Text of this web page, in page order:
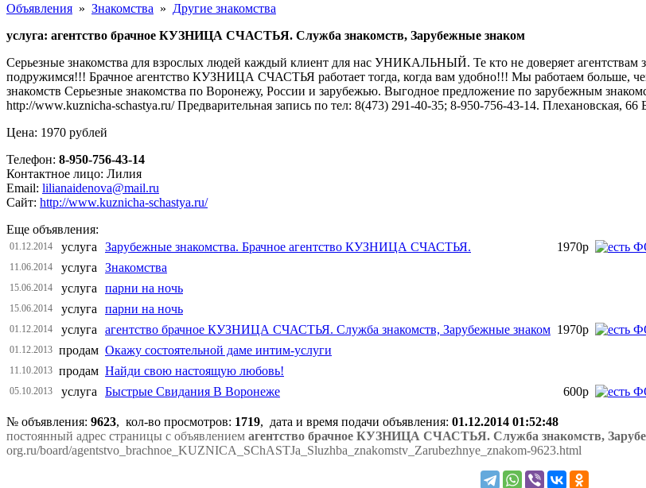
Объявления » Знакомства » Другие знакомства
услуга: агентство брачное КУЗНИЦА СЧАСТЬЯ. Служба знакомств, Зарубежные знаком
Серьезные знакомства для взрослых людей каждый клиент для нас УНИКАЛЬНЫЙ. Те кто не доверяет агентствам
подружимся!!! Брачное агентство КУЗНИЦА СЧАСТЬЯ работает тогда, когда вам удобно!!! Мы работаем больше,
знакомств Серьезные знакомства по Воронежу, России и зарубежью. Выгодное предложение по зарубежным
http://www.kuznicha-schastya.ru/ Предварительная запись по тел: 8(473) 291-40-35; 8-950-756-43-14. Плехановская, 66
Цена: 1970 рублей
Телефон: 8-950-756-43-14
Контактное лицо: Лилия
Email: lilianaidenova@mail.ru
Сайт: http://www.kuznicha-schastya.ru/
Еще объявления:
01.12.2014 услуга Зарубежные знакомства. Брачное агентство КУЗНИЦА СЧАСТЬЯ. 1970р
11.06.2014 услуга Знакомства
15.06.2014 услуга парни на ночь
15.06.2014 услуга парни на ночь
01.12.2014 услуга агентство брачное КУЗНИЦА СЧАСТЬЯ. Служба знакомств, Зарубежные знаком 1970р
01.12.2013 продам Окажу состоятельной даме интим-услуги
11.10.2013 продам Найди свою настоящую любовь!
05.10.2013 услуга Быстрые Свидания В Воронеже 600р
№ объявления: 9623, кол-во просмотров: 1719, дата и время подачи объявления: 01.12.2014 01:52:48
постоянный адрес страницы с объявлением агентство брачное КУЗНИЦА СЧАСТЬЯ. Служба знакомств,
org.ru/board/agentstvo_brachnoe_KUZNICA_SChASTJa_Sluzhba_znakomstv_Zarubezhnye_znakom-9623.html